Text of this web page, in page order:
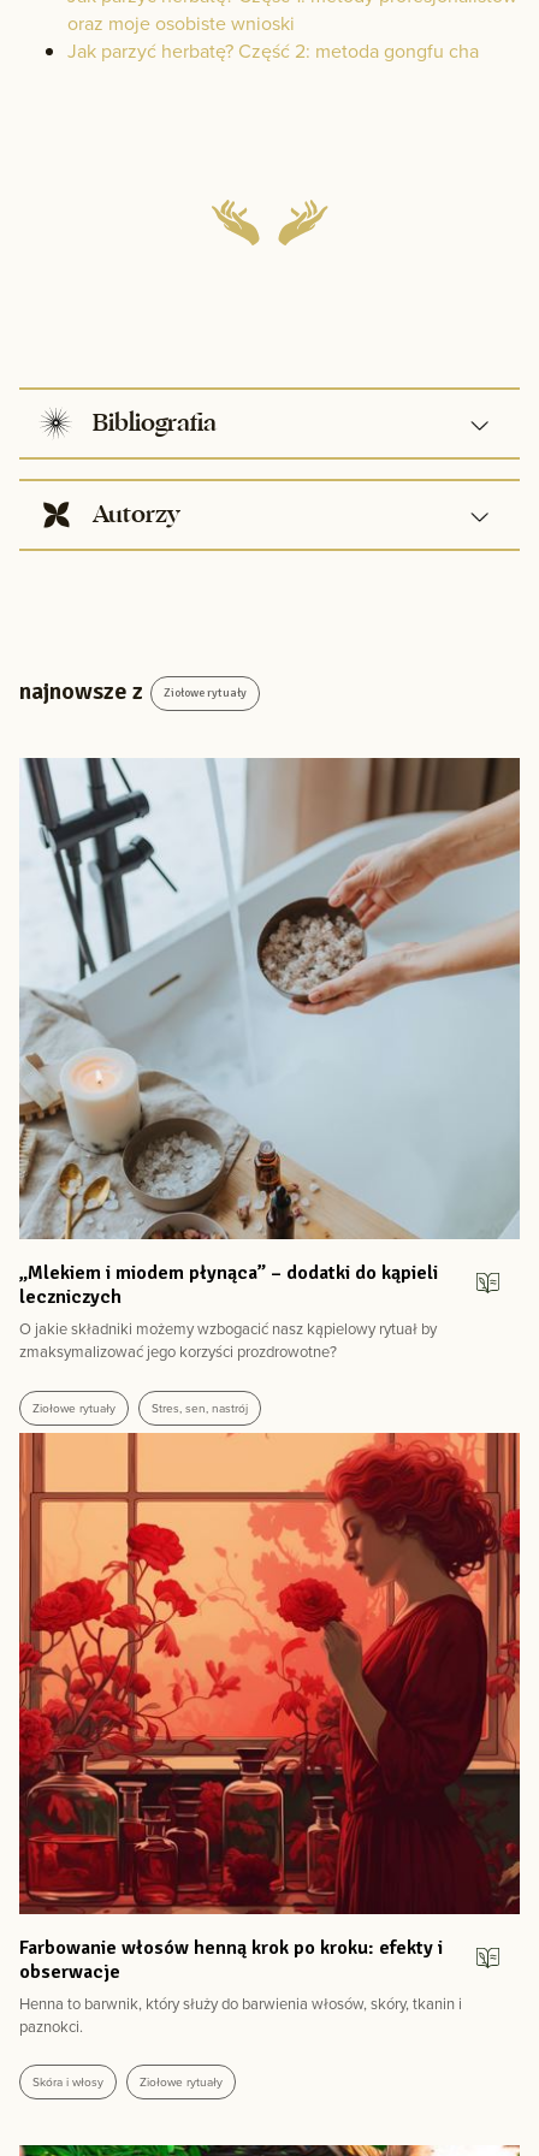
oraz moje osobiste wnioski
Jak parzyć herbatę? Część 2: metoda gongfu cha
Bibliografia
Autorzy
podróżniczka i dj-ka. Od 2016 r. jest częścią Magicznego
Ogrodu jako jedna z autorek opisów, które czytacie na stronie.
Od niedawna udziela się także jako prezenterka ziół na naszym
kanale na YouTubie. Jej misją jest wnikliwy research, szerzenie
wiedzy zielarskiej, walka z dezinformacją i nadinterpretacją
oraz dbałość o poprawne używanie języka polskiego. Masz
pytanie, komentarz? Napisz do mnie :) fb: Danka Błaszczak ig:
@tha.noota
Inne artykuły
Suplementy na odchudzanie – prawda czy ściema? Które wybrać,
jak działają i jak je stosować?
Detoks organizmu - hit czy kit? Czy oczyszczanie organizmu jest
nam potrzebne i jak mądrze do tego podejść?
Jak zrobić nalewkę ziołową? Przygotowanie i przepisy na nalewki
lecznicze
Naturalne afrodyzjaki dla kobiet – kontynuacja
Jak prawidłowo parzyć zioła?
Poznaj najlepsze suplementy na koncentrację i pamięć! cz. 1
Jak szybko pozbyć się przeziębienia za pomocą ziół i dlaczego nie
warto sięgać po preparaty z apteki?
Mandragora – deliryczna roślina z obszaru Morza Śródziemnego
pozbyć?
Naturalne remedium na wrzody żołądka i dwunastnicy
Wrzody żołądka i dwunastnicy – skąd się biorą i jak sobie z nimi
radzić? Wskazówki lifestylowe i podstawy diety przeciwwrzodowej
Zioła miłości, czyli afrodyzjaki dla kobiet i mężczyzn
Kava kava – fakty i mity na temat jej toksyczności oraz regulacje
prawne w Polsce i na świecie
Kwas hialuronowy – 3 fakty, które Cię zaskoczą!
Ilex guayusa jako niedoceniany sposób na pogłębienie podróży
psychodelicznej
Kratom – egzotyczna heroina czy może tajska koka? Pochodzenie,
działanie, zagrożenia oraz status prawny w Polsce i na świecie
Triphala – starożytna medycyna dla zdrowia jelit. Czy ma
zastosowanie współcześnie?
Zioła na dobry sen: 5 roślin o najlepiej udokumentowanym działaniu
Jak parzyć herbatę? – część 2: metoda gongfu cha, czyli jak to
robią Chińczycy
Jak parzyć herbatę? – Część 1, czyli metody profesjonalistów oraz
moje osobiste wnioski.
Skład chemiczny herbacianych liści
4 substancje nieśmiertelności
Długowieczność - czy to wciąż tajemnica?
Naturalne stymulanty - jak działają, czym się różnią i jak je stosować?
Czy marihuana pomaga na sen? Czyli o wpływie THC i CBD na rytm
snu naukowym okiem
Azjatyckie afrodyzjaki dla mężczyzn
najnowsze z Ziołowe rytuały
„Mlekiem i miodem płynąca” – dodatki do kąpieli
leczniczych
O jakie składniki możemy wzbogacić nasz kąpielowy rytuał by
zmaksymalizować jego korzyści prozdrowotne?
Ziołowe rytuały Stres, sen, nastrój
Farbowanie włosów henną krok po kroku: efekty i
obserwacje
Henna to barwnik, który służy do barwienia włosów, skóry, tkanin i
paznokci.
Skóra i włosy Ziołowe rytuały